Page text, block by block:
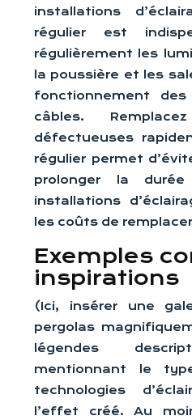
installations
régulier est
régulièrement les
la poussière et les
fonctionnement
câbles.
défectueuses
régulier permet
prolonger la
installations
les coûts de
Exemples
inspirations
(Ici, insérer une
pergolas
légendes
mentionnant le
technologies
l’effet créé. Au